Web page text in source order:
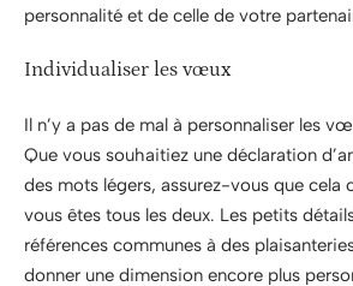
personnalité et de celle de votre
Individualiser les vœux
Il n’y a pas de mal à personnaliser les
Que vous souhaitiez une déclaration
des mots légers, assurez-vous que cela
vous êtes tous les deux. Les petits
références communes à des
donner une dimension encore plus